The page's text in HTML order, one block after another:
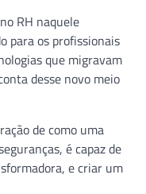
RH naquele
para os profissionais
que migravam
desse novo meio
de como uma
é capaz de
e criar um